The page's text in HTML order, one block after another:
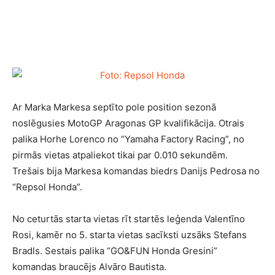
Ar Marka Markesa septīto pole position sezonā
noslēgusies MotoGP Aragonas GP kvalifikācija. Otrais
palika Horhe Lorenco no “Yamaha Factory Racing”, no
pirmās vietas atpaliekot tikai par 0.010 sekundēm.
Trešais bija Markesa komandas biedrs Danijs Pedrosa no
“Repsol Honda”.
No ceturtās starta vietas rīt startēs leģenda Valentīno
Rosi, kamēr no 5. starta vietas sacīksti uzsāks Stefans
Bradls. Sestais palika “GO&FUN Honda Gresini”
komandas braucējs Alvāro Bautista.